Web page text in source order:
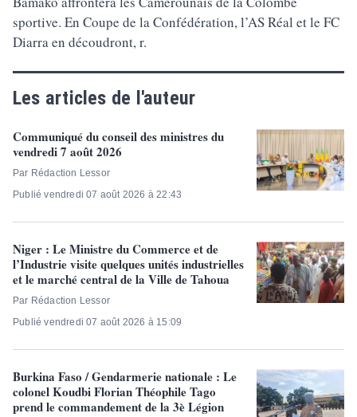
sportive. En Coupe de la Confédération, l’AS Réal et le FC
Diarra en découdront, r.
Les articles de l'auteur
Communiqué du conseil des ministres du
vendredi 7 août 2026
Par Rédaction Lessor
Publié vendredi 07 août 2026 à 22:43
Niger : Le Ministre du Commerce et de
l’Industrie visite quelques unités industrielles
et le marché central de la Ville de Tahoua
Par Rédaction Lessor
Publié vendredi 07 août 2026 à 15:09
Burkina Faso / Gendarmerie nationale : Le
colonel Koudbi Florian Théophile Tago
prend le commandement de la 3è Légion